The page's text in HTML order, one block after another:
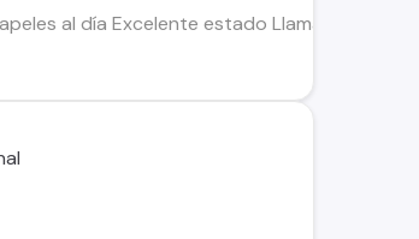
al día Excelente estado Llamar sólo